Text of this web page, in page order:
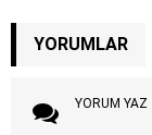
YORUMLAR
YORUM YAZ